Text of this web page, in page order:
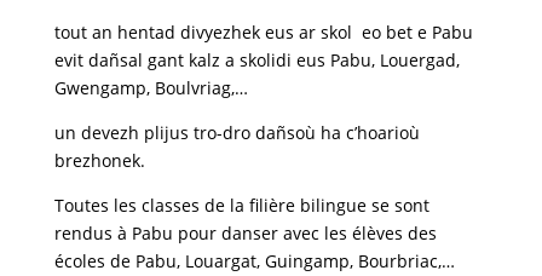
tout an hentad divyezhek eus ar skol eo bet e Pabu
evit dañsal gant kalz a skolidi eus Pabu, Louergad,
Gwengamp, Boulvriag,…
un devezh plijus tro-dro dañsoù ha c’hoarioù
brezhonek.
Toutes les classes de la filière bilingue se sont
rendus à Pabu pour danser avec les élèves des
écoles de Pabu, Louargat, Guingamp, Bourbriac,…